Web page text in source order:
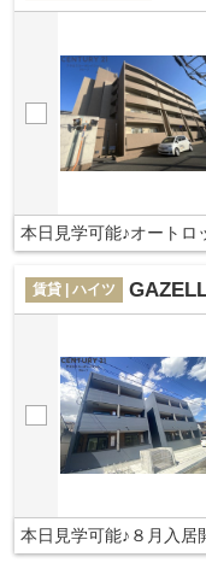
本日見学可能♪オートロ
賃貸 | ハイツ
本日見学可能♪８月入居